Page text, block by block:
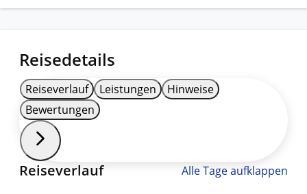
Reisedetails
Reiseverlauf Leistungen
Hinweise
Bewertungen
Reiseverlauf Alle Tage aufklappen